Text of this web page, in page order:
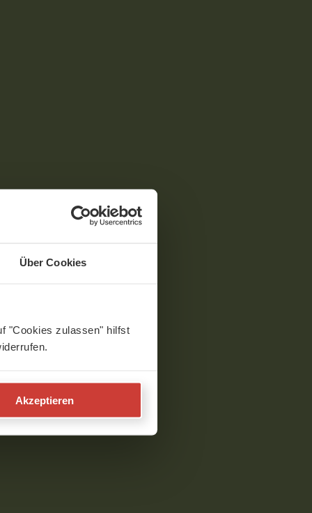
Über Cookies
"Cookies zulassen" hilfst
Akzeptieren